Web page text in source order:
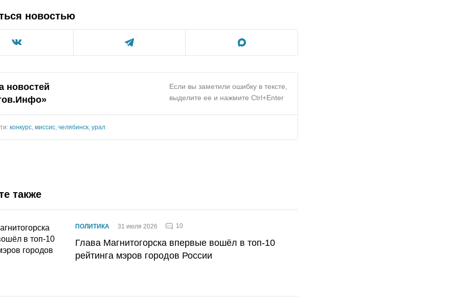
новостью
новостей
Если вы заметили ошибку в тексте,
выделите ее и нажмите Ctrl+Enter
конкурс миссис челябинск урал
также
ПОЛИТИКА 31 июля 2026 10
Глава Магнитогорска впервые вошёл в топ-10
рейтинга мэров городов России